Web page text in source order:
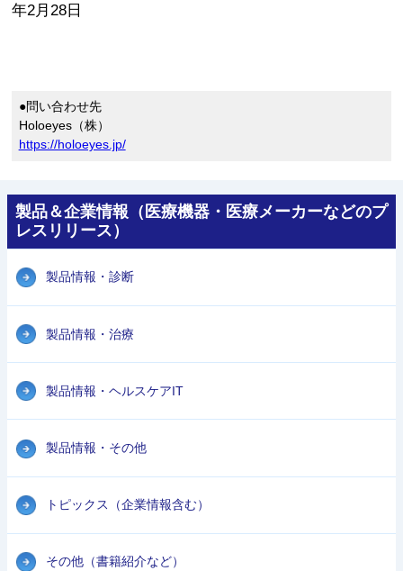
年2月28日
●問い合わせ先
Holoeyes（株）
https://holoeyes.jp/
製品＆企業情報（医療機器・医療メーカーなどのプ
レスリリース）
製品情報・診断
製品情報・治療
製品情報・ヘルスケアIT
製品情報・その他
トピックス（企業情報含む）
その他（書籍紹介など）